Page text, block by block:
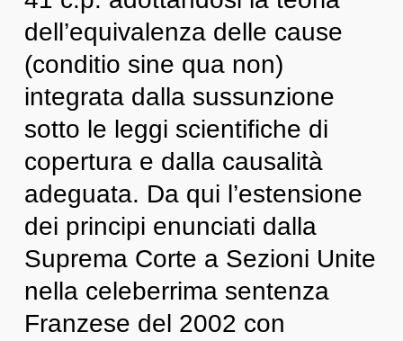
dell’equivalenza delle cause
(conditio sine qua non)
integrata dalla sussunzione
sotto le leggi scientifiche di
copertura e dalla causalità
adeguata. Da qui l’estensione
dei principi enunciati dalla
Suprema Corte a Sezioni Unite
nella celeberrima sentenza
Franzese del 2002 con